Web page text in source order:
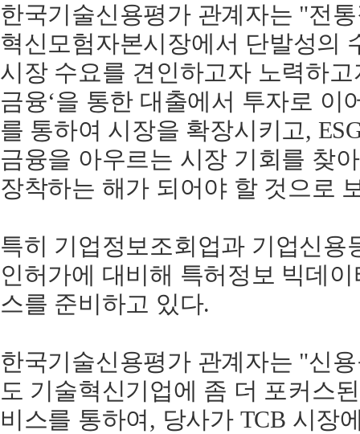
한국기술신용평가 관계자는 "전
혁신모험자본시장에서 단발성의
시장 수요를 견인하고자 노력하
금융‘을 통한 대출에서 투자로 이
를 통하여 시장을 확장시키고,
금융을 아우르는 시장 기회를 찾
장착하는 해가 되어야 할 것으로
특히 기업정보조회업과 기업신용
인허가에 대비해 특허정보 빅데
스를 준비하고 있다.
한국기술신용평가 관계자는 "신
도 기술혁신기업에 좀 더 포커스
비스를 통하여, 당사가 TCB 시장